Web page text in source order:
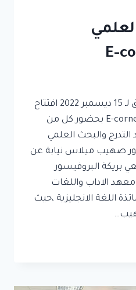
تم اليوم الخميس الموافق لـ 15 ديسمبر 2022 افتتاح
النادي العلمي والثقافي E-corner بحضور كل من
التدرج والبحث العلمي
صهيب ميلاس نيابة عن
بريكة البروفيسور
الاداب واللغات
اللغة الانجليزية ،حيث